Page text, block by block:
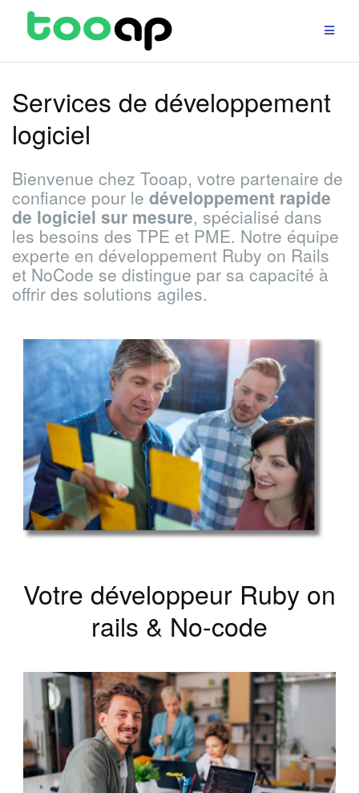
Services de développement
logiciel
Bienvenue chez Tooap, votre partenaire de
confiance pour le développement rapide
de logiciel sur mesure, spécialisé dans
les besoins des TPE et PME. Notre équipe
experte en développement Ruby on Rails
et NoCode se distingue par sa capacité à
offrir des solutions agiles.
Votre développeur Ruby on
rails & No-code